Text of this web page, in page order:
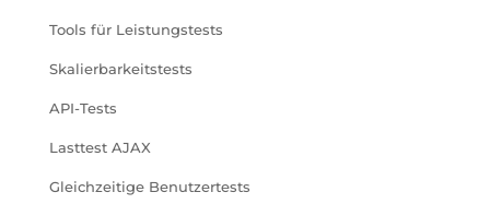
Tools für Leistungstests
Skalierbarkeitstests
API-Tests
Lasttest AJAX
Gleichzeitige Benutzertests